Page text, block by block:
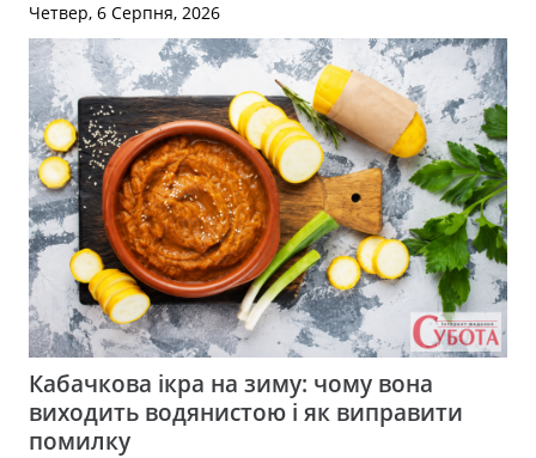
Четвер, 6 Серпня, 2026
Кабачкова ікра на зиму: чому вона
виходить водянистою і як виправити
помилку